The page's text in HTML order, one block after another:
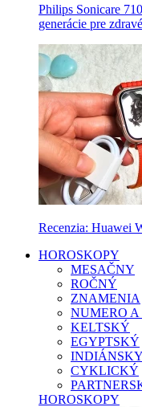
Philips Sonicare
generácie pre
Recenzia: Huawei
HOROSKOPY
MESAČNY
ROČNÝ
ZNAMENIA
NUMERO
KELTSKÝ
EGYPTSKÝ
INDIÁNSKY
CYKLICKÝ
HOROSKOPY